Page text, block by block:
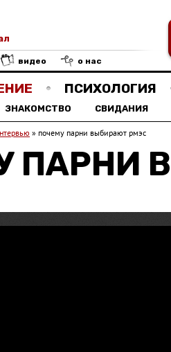
видео о нас
ПСИХОЛОГИЯ
ЗНАКОМСТВО СВИДАНИЯ
» почему парни выбирают рмэс
ПАРНИ